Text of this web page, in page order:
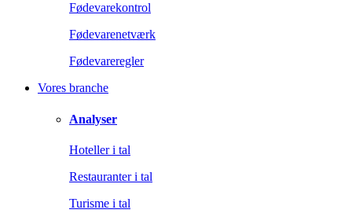
Fødevarekontrol
Fødevarenetværk
Fødevareregler
Vores branche
Analyser
Hoteller i tal
Restauranter i tal
Turisme i tal